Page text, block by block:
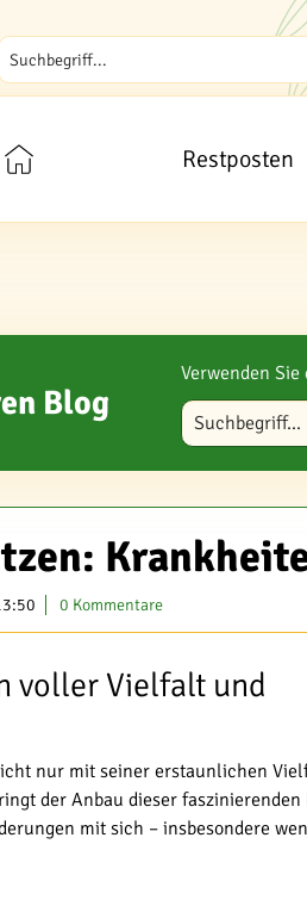
Restposten
Blog
Verwenden
Blog durchsuchen
0 Kommentare
voller Vielfalt und
nur mit seiner erstaunlichen
der Anbau dieser faszinierenden
mit sich – insbesondere